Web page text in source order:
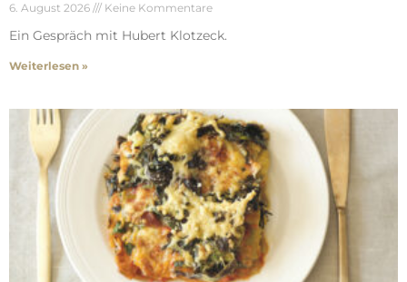
6. August 2026 Keine Kommentare
Ein Gespräch mit Hubert Klotzeck.
Weiterlesen »